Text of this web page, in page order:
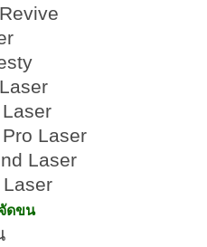
Laser
Laser
ดขน
»
Emface ต่างกันอย่างไร
ข้อดีข้อเสียอะไรบ้าง